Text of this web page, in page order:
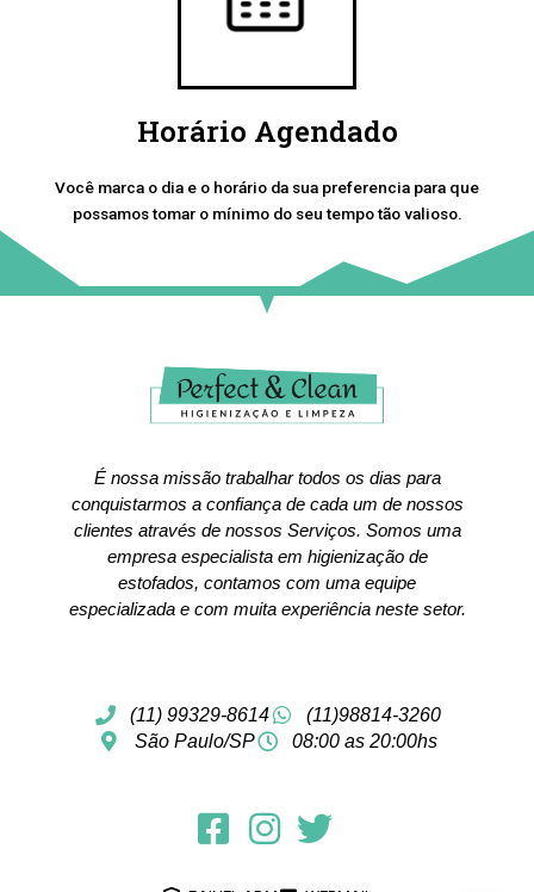
Horário Agendado
Você marca o dia e o horário da sua preferencia para que
possamos tomar o mínimo do seu tempo tão valioso.
É nossa missão trabalhar todos os dias para
conquistarmos a confiança de cada um de nossos
clientes através de nossos Serviços. Somos uma
empresa especialista em higienização de
estofados, contamos com uma equipe
especializada e com muita experiência neste setor.
(11) 99329-8614
(11)98814-3260
São Paulo/SP
08:00 as 20:00hs